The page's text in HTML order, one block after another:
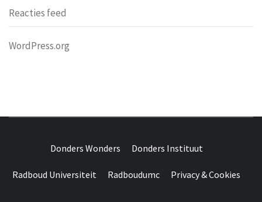
Reacties feed
WordPress.org
WONDERS
Donders Wonders Donders Instituut
Radboud Universiteit Radboudumc Privacy & Cookies